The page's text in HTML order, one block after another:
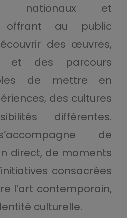
nationaux et
offrant au public
des œuvres,
et des parcours
de mettre en
des cultures
différentes.
de
direct, de moments
consacrées
l’art contemporain,
culturelle.